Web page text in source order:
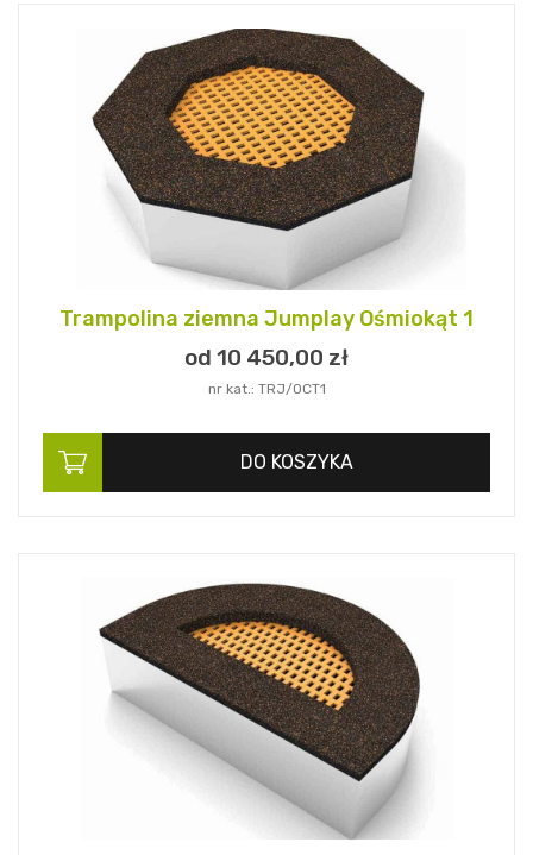
Trampolina ziemna Jumplay Ośmiokąt 1
od 10 450,00 zł
nr kat.: TRJ/OCT1
DO KOSZYKA